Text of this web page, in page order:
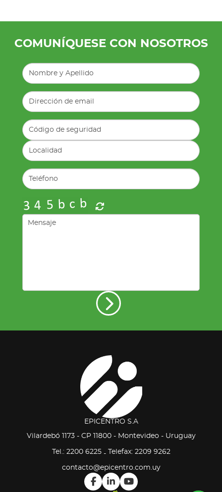
COMUNÍQUESE CON NOSOTROS
EPICENTRO S.A
Vilardebó 1173 - CP 11800 - Montevideo - Uruguay
Tel.: 2200 6225- Telefax: 2209 9262
contacto@epicentro.com.uy